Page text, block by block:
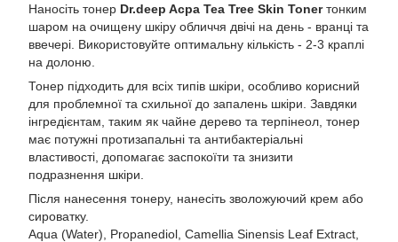
Наносіть тонер Dr.deep Acpa Tea Tree Skin Tonerтонким
шаром на очищену шкіру обличчя двічі на день - вранці та
ввечері. Використовуйте оптимальну кількість - 2-3 краплі
на долоню.
Тонер підходить для всіх типів шкіри, особливо корисний
для проблемної та схильної до запалень шкіри. Завдяки
інгредієнтам, таким як чайне дерево та терпінеол, тонер
має потужні протизапальні та антибактеріальні
властивості, допомагає заспокоїти та знизити
подразнення шкіри.
Після нанесення тонеру, нанесіть зволожуючий крем або
сироватку.
Aqua (Water), Propanediol, Camellia Sinensis Leaf Extract,